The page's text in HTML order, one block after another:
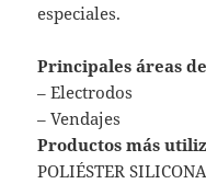
especiales.
Principales áreas
– Electrodos
– Vendajes
Productos más
POLIÉSTER